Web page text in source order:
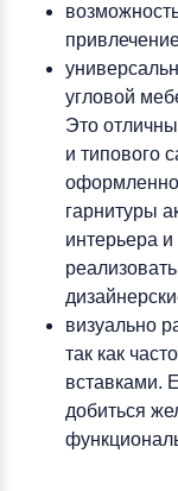
угловой
Это
и типового
гарнитуры
интерьера
визуально
так как
вставками.
добиться